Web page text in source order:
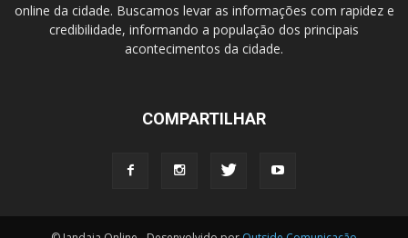
online da cidade. Buscamos levar as informações com rapidez e
credibilidade, informando a população dos principais
acontecimentos da cidade.
COMPARTILHAR